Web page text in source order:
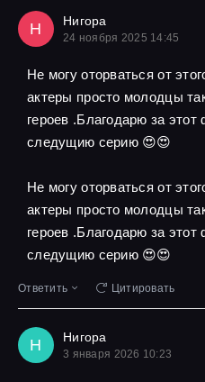
Н Нигора
24 ноября 2025 14:45
Не могу оторваться от
актеры просто молодцы
героев .Благодарю за
следущию серию 😍😍
Не могу оторваться от
актеры просто молодцы
героев .Благодарю за
следущию серию 😍😍
Ответить Цитировать
Н Нигора
3 января 2026 10:23